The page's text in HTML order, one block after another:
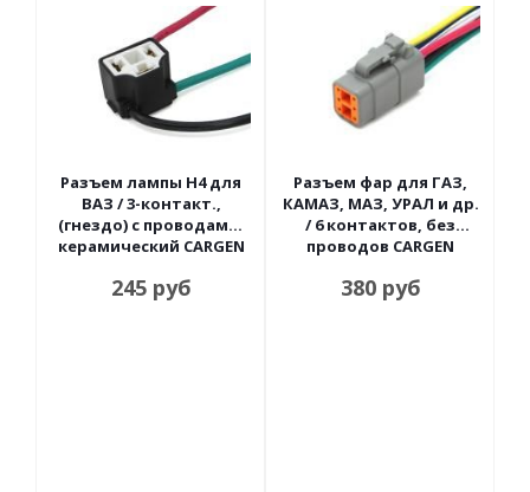
Разъем лампы H4 для
ВАЗ / 3-контакт.,
(гнездо) с проводами,
керамический CARGEN
245руб
Разъем фар для ГАЗ,
КАМАЗ, МАЗ, УРАЛ и др.
/ 6 контактов, без
проводов CARGEN
380руб